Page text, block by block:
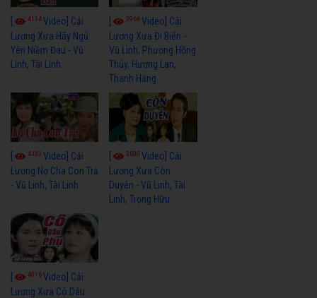
4114Video] Cải
Lương Xưa Hãy Ngủ
Yên Niềm Đau - Vũ
Linh, Tài Linh
3966Video] Cải
Lương Xưa Đi Biển -
Vũ Linh, Phương Hồng
Thủy, Hương Lan,
Thanh Hằng
4433 Video] Cải
Lương Nợ Cha Con Trả
- Vũ Linh, Tài Linh
3600Video] Cải
Lương Xưa Còn
Duyên - Vũ Linh, Tài
Linh, Trọng Hữu
[ 4016Video] Cải
Lương Xưa Cô Dâu